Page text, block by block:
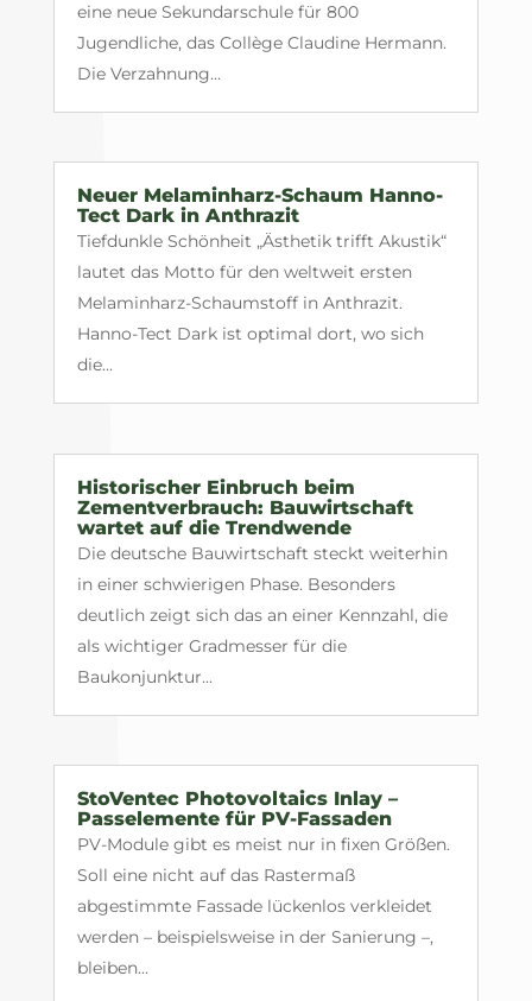
eine neue Sekundarschule für 800
Jugendliche, das Collège Claudine Hermann.
Die Verzahnung...
Neuer Melaminharz-Schaum Hanno-
Tect Dark in Anthrazit
Tiefdunkle Schönheit „Ästhetik trifft Akustik“
lautet das Motto für den weltweit ersten
Melaminharz-Schaumstoff in Anthrazit.
Hanno-Tect Dark ist optimal dort, wo sich
die...
Historischer Einbruch beim
Zementverbrauch: Bauwirtschaft
wartet auf die Trendwende
Die deutsche Bauwirtschaft steckt weiterhin
in einer schwierigen Phase. Besonders
deutlich zeigt sich das an einer Kennzahl, die
als wichtiger Gradmesser für die
Baukonjunktur...
StoVentec Photovoltaics Inlay –
Passelemente für PV-Fassaden
PV-Module gibt es meist nur in fixen Größen.
Soll eine nicht auf das Rastermaß
abgestimmte Fassade lückenlos verkleidet
werden – beispielsweise in der Sanierung –,
bleiben...